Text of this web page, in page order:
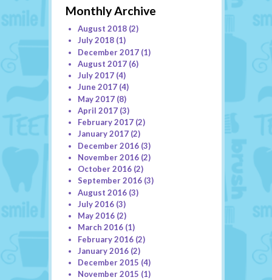
Monthly Archive
August 2018(2)
July 2018(1)
December 2017(1)
August 2017(6)
July 2017(4)
June 2017(4)
May 2017(8)
April 2017(3)
February 2017(2)
January 2017(2)
December 2016(3)
November 2016(2)
October 2016(2)
September 2016(3)
August 2016(3)
July 2016(3)
May 2016(2)
March 2016(1)
February 2016(2)
January 2016(2)
December 2015 (4)
November 2015 (1)